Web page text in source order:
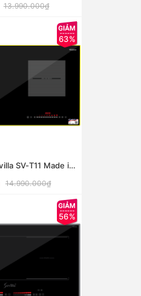
13.990.000₫
63%
Bếp từ đôi Sevilla SV-T11 Made in Thai Lan
14.990.000₫
56%